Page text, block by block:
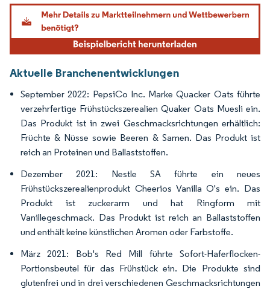
Bild © Mordor Intelligence. Wiederverwendung erfordert Namensnennung gemäß
Aktuelle Branchenentwicklungen
September 2022: PepsiCo Inc. Marke Quacker Oats führte
verzehrfertige Frühstückszerealien Quaker Oats Muesli ein.
Das Produkt ist in zwei Geschmacksrichtungen erhältlich:
Früchte & Nüsse sowie Beeren & Samen. Das Produkt ist
reich an Proteinen und Ballaststoffen.
Dezember 2021: Nestle SA führte ein neues
Frühstückszerealienprodukt Cheerios Vanilla O's ein. Das
Produkt ist zuckerarm und hat Ringform mit
Vanillegeschmack. Das Produkt ist reich an Ballaststoffen
und enthält keine künstlichen Aromen oder Farbstoffe.
März 2021: Bob's Red Mill führte Sofort-Haferflocken-
Portionsbeutel für das Frühstück ein. Die Produkte sind
glutenfrei und in drei verschiedenen Geschmacksrichtungen